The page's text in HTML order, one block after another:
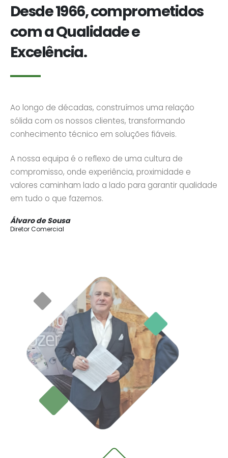
Desde 1966, comprometidos
com a Qualidade e
Excelência.
Ao longo de décadas, construímos uma relação
sólida com os nossos clientes, transformando
conhecimento técnico em soluções fiáveis.
A nossa equipa é o reflexo de uma cultura de
compromisso, onde experiência, proximidade e
valores caminham lado a lado para garantir qualidade
em tudo o que fazemos.
Álvaro de Sousa
Diretor Comercial